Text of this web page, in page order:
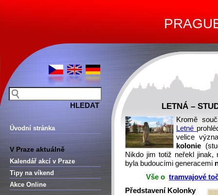
Úvodní stránka
V Praze aktuálně
Kalendář akcí v Praze
Tipy na víkend
Akce Online
LETNÁ –
Kromě
Letné
velice
kolonie
Nikdo jim totiž neřekl jinak,
byla budoucími generacemi
Vše o tramvajové
Představení Kolonky